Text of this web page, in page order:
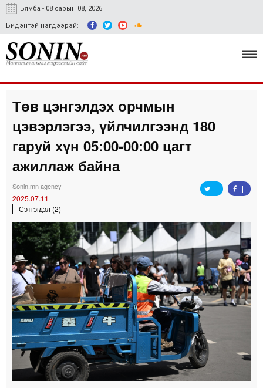
Бямба - 08 сарын 08, 2026
Бидэнтэй нэгдээрэй:
Улс төр, эдийн засаг
Гэмт хэрэг
Төв цэнгэлдэх орчмын
цэвэрлэгээ, үйлчилгээнд 180
гаруй хүн 05:00-00:00 цагт
ажиллаж байна
Sonin.mn agency
2025.07.11
Сэтгэгдэл (2)